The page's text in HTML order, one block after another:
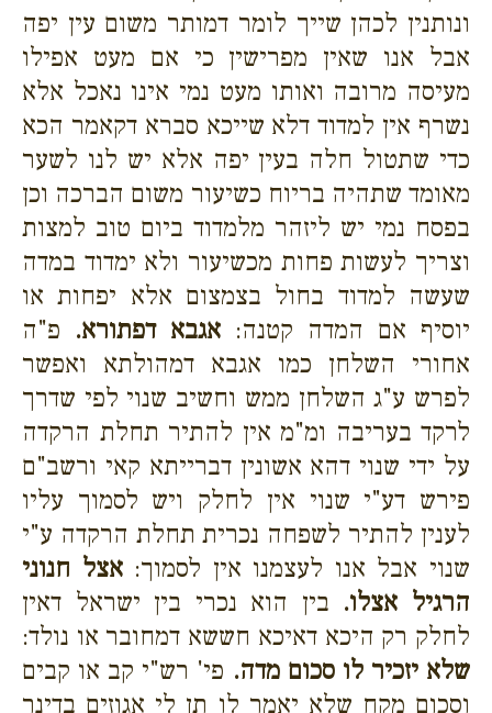
ונותנין לכהן שייך לומר דמותר משום עין יפה
אבל אנו שאין מפרישין כי אם מעט אפילו
מעיסה מרובה ואותו מעט נמי אינו נאכל אלא
נשרף אין למדוד דלא שייכא סברא דקאמר הכא
כדי שתטול חלה בעין יפה אלא יש לנו לשער
מאומד שתהיה בריוח כשיעור משום הברכה וכן
בפסח נמי יש ליזהר מלמדוד ביום טוב למצות
וצריך לעשות פחות מכשיעור ולא ימדוד במדה
שעשה למדוד בחול בצמצום אלא יפחות או
יוסיף אם המדה קטנה: אגבא דפתורא. פ"ה
אחורי השלחן כמו אגבא דמהולתא ואפשר
לפרש ע"ג השלחן ממש וחשיב שנוי לפי שדרך
לרקד בעריבה ומ"מ אין להתיר תחלת הרקדה
על ידי שנוי דהא אשונין דברייתא קאי ורשב"ם
פירש דע"י שנוי אין לחלק ויש לסמוך עליו
לענין להתיר לשפחה נכרית תחלת הרקדה ע"י
שנוי אבל אנו לעצמנו אין לסמוך:אצל חנוני
הרגיל אצלו. בין הוא נכרי בין ישראל דאין
לחלק רק היכא דאיכא חששא דמחובר או נולד:
שלא יזכיר לו סכום מדה. פי' רש"י קב או קבים
וסכום מקח שלא יאמר לו תן לי אגוזים בדינר